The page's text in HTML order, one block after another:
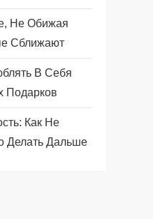
Не Обижая
Сближают
В Себя
Подарков
Как Не
Делать Дальше